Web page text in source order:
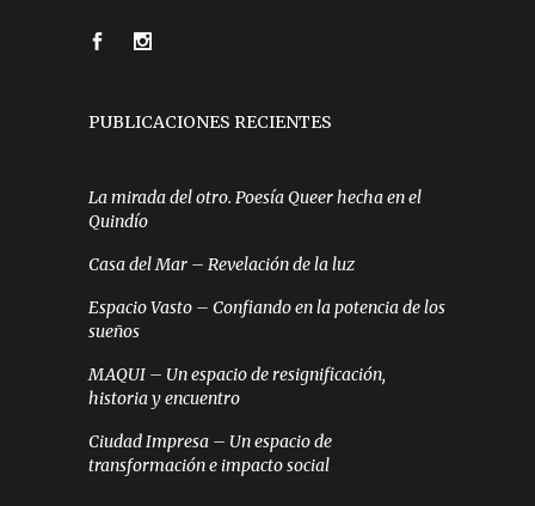
PUBLICACIONES RECIENTES
La mirada del otro. Poesía Queer hecha en el
Quindío
Casa del Mar – Revelación de la luz
Espacio Vasto – Confiando en la potencia de los
sueños
MAQUI – Un espacio de resignificación,
historia y encuentro
Ciudad Impresa – Un espacio de
transformación e impacto social